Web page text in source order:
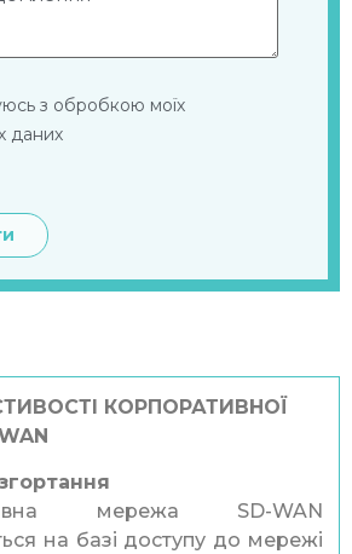
КОРПОРАТИВНОЇ
мережа SD-WAN
на базі доступу до мережі